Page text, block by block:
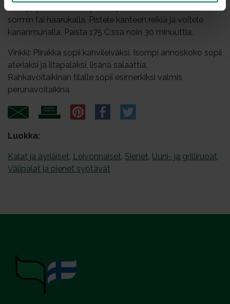
sormin tai haarukalla. Pistele kanteen reikiä ja voitele
kananmunalla. Paista 175 C:ssa noin 30 minuuttia.
Vinkki: Piirakka sopii kahvileiväksi. Isompi annoskoko sopii
ateriaksi ja iltapalaksi, lisänä salaattia.
Rahkavoitaikinan tilalle sopii esimerkiksi valmis
perunavoitaikina.
Luokka:
Kalat ja äyriäiset, Leivonnaiset, Sienet, Uuni- ja grilliruoat,
Välipalat ja pienet syötävät